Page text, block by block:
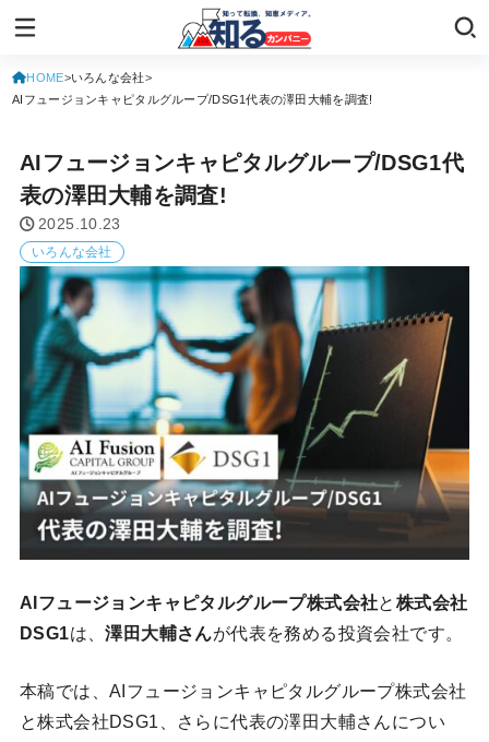
HOME いろんな会社
AIフュージョンキャピタルグループ/DSG1代表の澤田大輔を調査!
AIフュージョンキャピタルグループ/DSG1代
表の澤田大輔を調査!
2025.10.23
いろんな会社
AIフュージョンキャピタルグループ株式会社と 株式会社
DSG1は、澤田大輔さんが代表を務める投資会社です。
本稿では、AIフュージョンキャピタルグループ株式会社
と株式会社DSG1、さらに代表の澤田大輔さんについ